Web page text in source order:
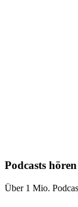
Podcasts
Über 1 Mio.